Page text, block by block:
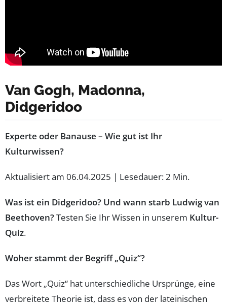
Van Gogh, Madonna,
Didgeridoo
Experte oder Banause – Wie gut ist Ihr
Kulturwissen?
Aktualisiert am 06.04.2025 | Lesedauer: 2 Min.
Was ist ein Didgeridoo? Und wann starb Ludwig van
Beethoven?Testen Sie Ihr Wissen in unserem Kultur-
Quiz.
Woher stammt der Begriff „Quiz“?
Das Wort „Quiz“ hat unterschiedliche Ursprünge, eine
verbreitete Theorie ist, dass es von der lateinischen